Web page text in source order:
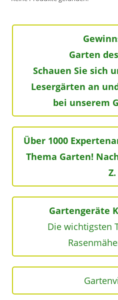
Garten
Schauen Sie sich
Lesergärten an
bei unserem
Über 1000
Thema Garten!
Z.
Gartengeräte
Die wichtigsten